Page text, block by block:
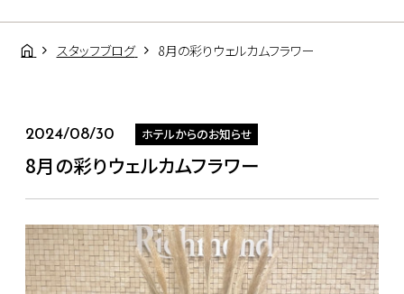
スタッフブログ 8月の彩りウェルカムフラワー
2024/08/30 ホテルからのお知らせ
8月の彩りウェルカムフラワー